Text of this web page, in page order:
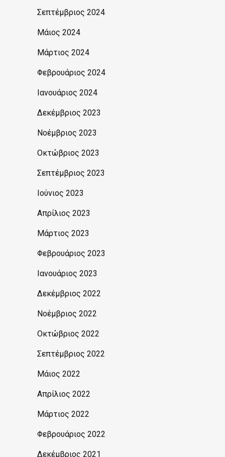
Σεπτέμβριος 2024
Μάιος 2024
Μάρτιος 2024
Φεβρουάριος 2024
Ιανουάριος 2024
Δεκέμβριος 2023
Νοέμβριος 2023
Οκτώβριος 2023
Σεπτέμβριος 2023
Ιούνιος 2023
Απρίλιος 2023
Μάρτιος 2023
Φεβρουάριος 2023
Ιανουάριος 2023
Δεκέμβριος 2022
Νοέμβριος 2022
Οκτώβριος 2022
Σεπτέμβριος 2022
Μάιος 2022
Απρίλιος 2022
Μάρτιος 2022
Φεβρουάριος 2022
Δεκέμβριος 2021